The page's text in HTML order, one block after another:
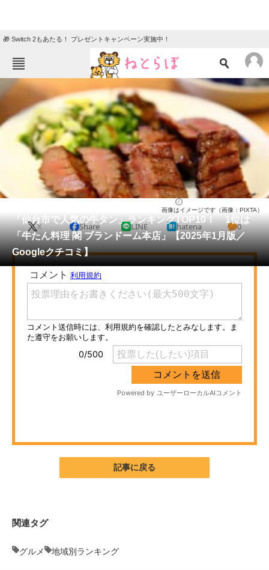
🎁 Switch 2もあたる！ プレゼントキャンペーン実施中！
ねとらぼメニュー
ニュース
エンタメ クイズ
グルメ 地域
教育・育児
リサーチ
会員記事
メディア
注目記事を集めた総合ページ
ITの今と未来を見通す
スマホと通信の最新トレンド
進化するPCとデバイスの未来
ITエンジニア向け専門サイト
企業向けIT製品の総合サイト
「仙台市で人気の牛タン」ランキングTOP10！ 1位は
「牛たん料理 閣 ブランドーム本店」【2025年1月版／
Googleクチコミ】
画像はイメージです（画像：PIXTA）
X Share LINE hatena 0
記事に戻る
関連タグ
グルメ 地域別ランキング